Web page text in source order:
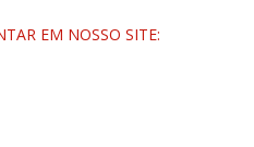
EM NOSSO SITE: